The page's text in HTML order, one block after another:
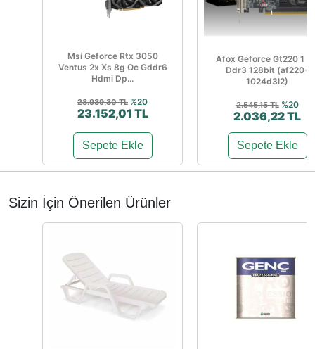
Msi Geforce Rtx 3050
Ventus 2x Xs 8g Oc Gddr6
Hdmi Dp...
28.939,30 TL %20
23.152,01 TL
Sepete Ekle
Afox Geforce Gt220 1
Ddr3 128bit (af220-
1024d3l2)
2.545,15 TL %20
2.036,22 TL
Sepete Ekle
Sizin İçin Önerilen Ürünler